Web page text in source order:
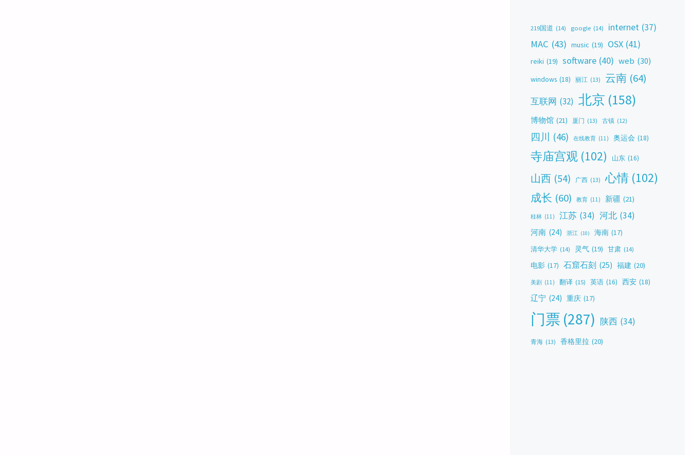
219国道 (14) google (14) internet (37)
MAC (43) music (19) OSX (41)
reiki (19) software (40) web (30)
windows (18) 丽江 (13) 云南 (64)
互联网 (32) 北京 (158)
博物馆 (21) 厦门 (13) 古镇 (12)
四川 (46) 在线教育 (11) 奥运会 (18)
寺庙宫观 (102) 山东 (16)
山西 (54) 广西 (13) 心情 (102)
成长 (60) 教育 (11) 新疆 (21)
桂林 (11) 江苏 (34) 河北 (34)
河南 (24) 浙江 (10) 海南 (17)
清华大学 (14) 灵气 (19) 甘肃 (14)
电影 (17) 石窟石刻 (25) 福建 (20)
美剧 (11) 翻译 (15) 英语 (16) 西安 (18)
辽宁 (24) 重庆 (17)
门票 (287) 陕西 (34)
青海 (13) 香格里拉 (20)